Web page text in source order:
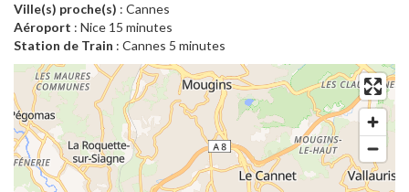
Ville(s) proche(s) : Cannes
Aéroport : Nice 15 minutes
Station de Train : Cannes 5 minutes